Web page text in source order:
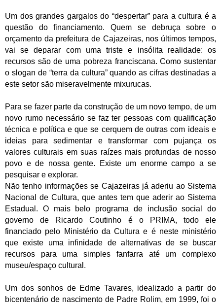
Um dos grandes gargalos do “despertar” para a cultura é a
questão do financiamento. Quem se debruça sobre o
orçamento da prefeitura de Cajazeiras, nos últimos tempos,
vai se deparar com uma triste e insólita realidade: os
recursos são de uma pobreza franciscana. Como sustentar
o slogan de “terra da cultura” quando as cifras destinadas a
este setor são miseravelmente mixurucas.
Para se fazer parte da construção de um novo tempo, de um
novo rumo necessário se faz ter pessoas com qualificação
técnica e política e que se cerquem de outras com ideais e
ideias para sedimentar e transformar com pujança os
valores culturais em suas raízes mais profundas de nosso
povo e de nossa gente. Existe um enorme campo a se
pesquisar e explorar.
Não tenho informações se Cajazeiras já aderiu ao Sistema
Nacional de Cultura, que antes tem que aderir ao Sistema
Estadual. O mais belo programa de inclusão social do
governo de Ricardo Coutinho é o PRIMA, todo ele
financiado pelo Ministério da Cultura e é neste ministério
que existe uma infinidade de alternativas de se buscar
recursos para uma simples fanfarra até um complexo
museu/espaço cultural.
Um dos sonhos de Edme Tavares, idealizado a partir do
bicentenário de nascimento de Padre Rolim, em 1999, foi o